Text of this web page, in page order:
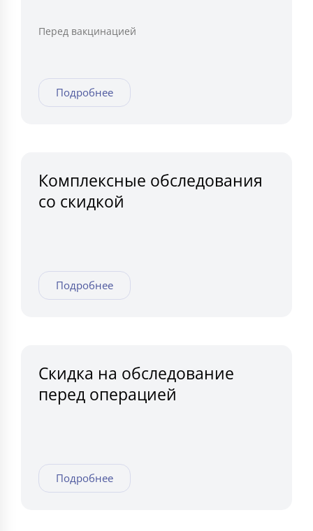
Перед вакцинацией
Подробнее
Комплексные обследования
со скидкой
Подробнее
Скидка на обследование
перед операцией
Подробнее